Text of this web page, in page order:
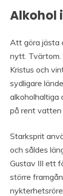
Alkohol
Att göra jästa
nytt. Tvärtom.
Kristus och
sydligare
alkoholhaltiga
på rent vatten
Starksprit
och såldes
Gustav III ett
större